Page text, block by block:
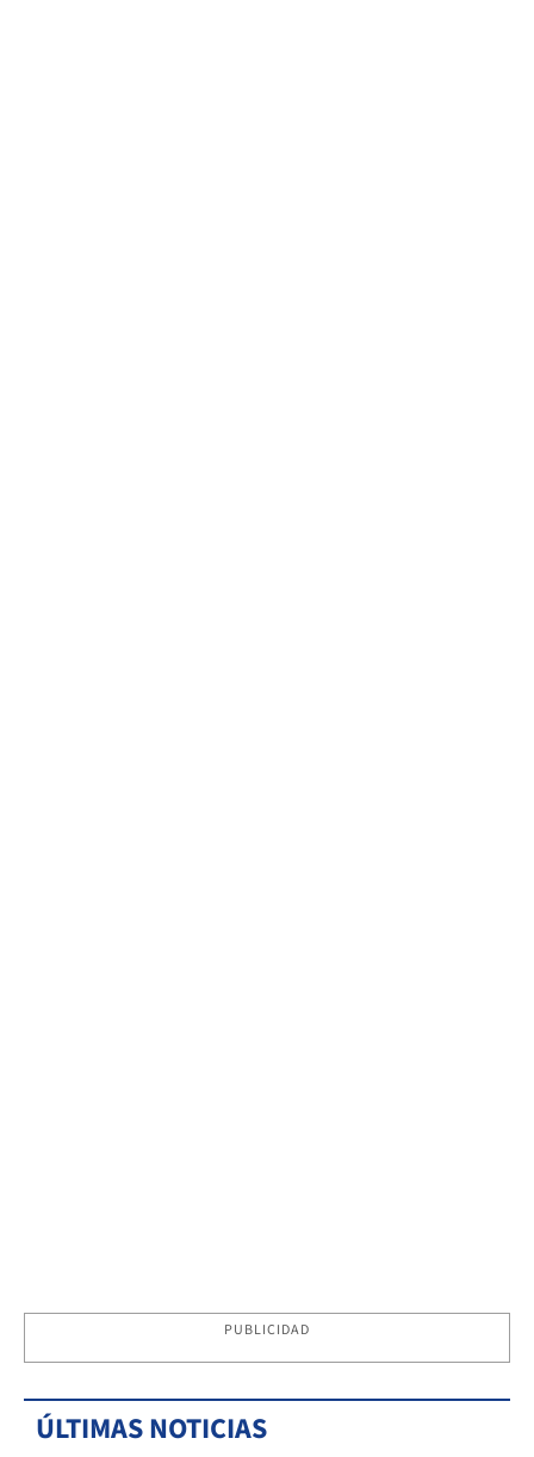
PUBLICIDAD
ÚLTIMAS NOTICIAS